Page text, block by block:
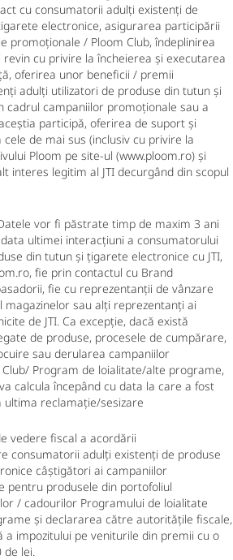
cu consumatorii adulți existenți de
electronice, asigurarea participării
promoționale / Ploom Club, îndeplinirea
cu privire la încheierea și executarea
oferirea unor beneficii / premii
adulți utilizatori de produse din tutun și
cadrul campaniilor promoționale sau a
participă, oferirea de suport și
de mai sus (inclusiv cu privire la
Ploom pe site-ul (www.ploom.ro) și
interes legitim al JTI decurgând din scopul
vor fi păstrate timp de maxim 3 ani
ultimei interacțiuni a consumatorului
din tutun și țigarete electronice cu JTI,
fie prin contactul cu Brand
fie cu reprezentanții de vânzare
magazinelor sau alți reprezentanți ai
de JTI. Ca excepție, dacă există
de produse, procesele de cumpărare,
sau derularea campaniilor
Program de loialitate/alte programe,
calcula începând cu data la care a fost
reclamație/sesizare
vedere fiscal a acordării
consumatorii adulți existenți de produse
câștigători ai campaniilor
pentru produsele din portofoliul
/ cadourilor Programului de loialitate
și declararea către autoritățile fiscale,
a impozitului pe veniturile din premii cu o
de lei.